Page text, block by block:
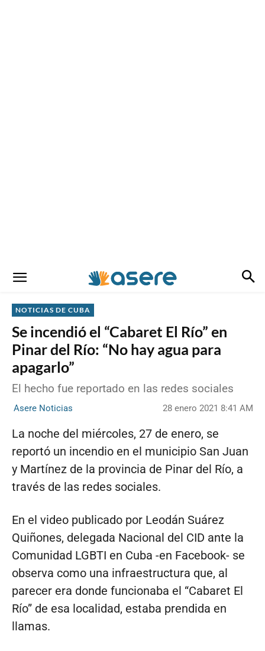
NOTICIAS DE CUBA
Se incendió el “Cabaret El Río” en
Pinar del Río: “No hay agua para
apagarlo”
El hecho fue reportado en las redes sociales
Asere Noticias 28 enero 2021 8:41 AM
La noche del miércoles, 27 de enero, se
reportó un incendio en el municipio San Juan
y Martínez de la provincia de Pinar del Río, a
través de las redes sociales.
En el video publicado por Leodán Suárez
Quiñones, delegada Nacional del CID ante la
Comunidad LGBTI en Cuba -en Facebook- se
observa como una infraestructura que, al
parecer era donde funcionaba el “Cabaret El
Río” de esa localidad, estaba prendida en
llamas.